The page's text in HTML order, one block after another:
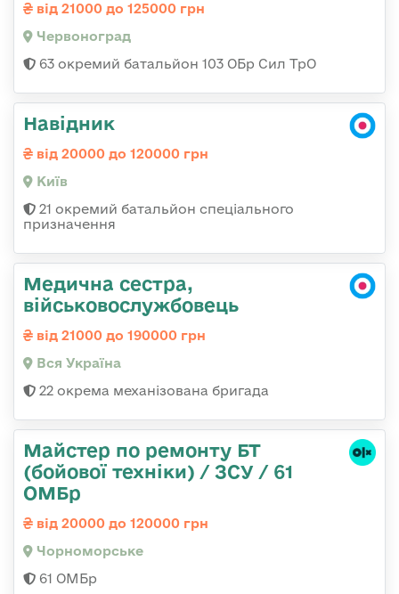
від 21000 до 125000 грн
Червоноград
63 окремий батальйон 103 ОБр Сил ТрО
Навідник
від 20000 до 120000 грн
Київ
21 окремий батальйон спеціального
призначення
Медична сестра,
військовослужбовець
від 21000 до 190000 грн
Вся Україна
22 окрема механізована бригада
Майстер по ремонту БТ
(бойової техніки) / ЗСУ / 61
ОМБр
від 20000 до 120000 грн
Чорноморське
61 ОМБр